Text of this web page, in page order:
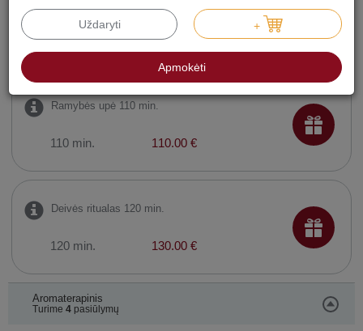
90 min. 90.00 €
Ramybės upė 110 min.
110 min. 110.00 €
Deivės ritualas 120 min.
120 min. 130.00 €
Aromaterapinis
Turime 4pasiūlymų
Uždaryti +
Apmokėti